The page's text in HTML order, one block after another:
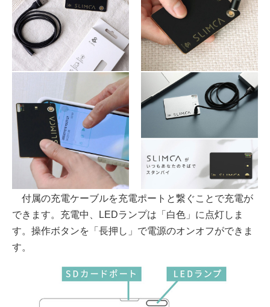
付属の充電ケーブルを充電ポートと繋ぐことで充電が
できます。充電中、LEDランプは「白色」に点灯しま
す。操作ボタンを「長押し」で電源のオンオフができま
す。